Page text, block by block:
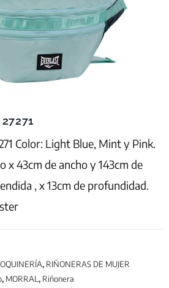
Color: Light Blue, Mint y Pink.
x 43cm de ancho y 143cm de
, x 13cm de profundidad.
, RIÑONERAS DE MUJER
, MORRAL , Riñonera